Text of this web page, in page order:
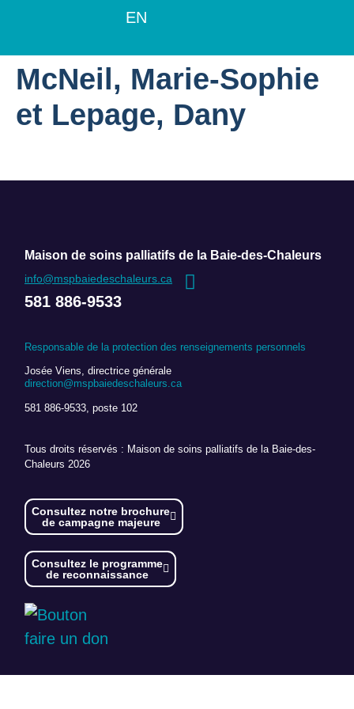
EN
McNeil, Marie-Sophie
et Lepage, Dany
Maison de soins palliatifs de la Baie-des-Chaleurs
info@mspbaiedeschaleurs.ca
581 886-9533
Responsable de la protection des renseignements personnels
Josée Viens, directrice générale
direction@mspbaiedeschaleurs.ca
581 886-9533, poste 102
Tous droits réservés : Maison de soins palliatifs de la Baie-des-
Chaleurs 2026
Consultez notre brochure
de campagne majeure
Consultez le programme
de reconnaissance